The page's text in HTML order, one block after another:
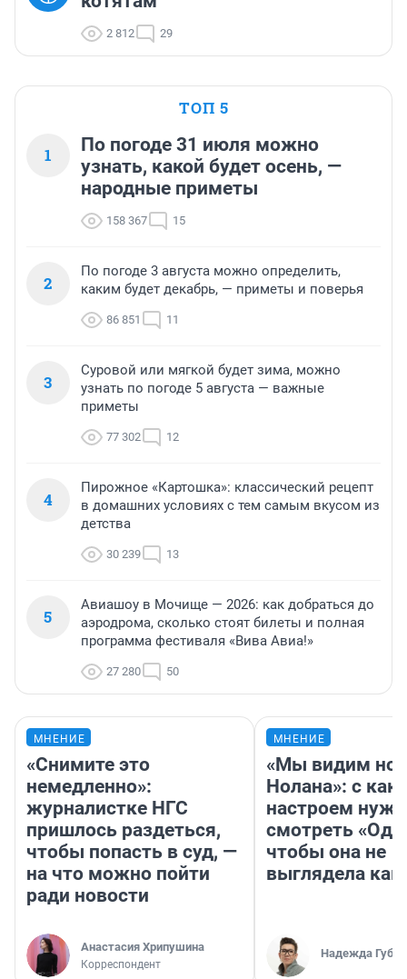
2 812 29
ТОП 5
1
По погоде 31 июля можно
узнать, какой будет осень, —
народные приметы
158 367 15
2
По погоде 3 августа можно определить,
каким будет декабрь, — приметы и поверья
86 851 11
3
Суровой или мягкой будет зима, можно
узнать по погоде 5 августа — важные
приметы
77 302 12
4
Пирожное «Картошка»: классический рецепт
в домашних условиях с тем самым вкусом из
детства
30 239 13
5
Авиашоу в Мочище — 2026: как добраться до
аэродрома, сколько стоят билеты и полная
программа фестиваля «Вива Авиа!»
27 280 50
МНЕНИЕ
«Снимите это
немедленно»:
журналистке НГС
пришлось раздеться,
чтобы попасть в суд, —
на что можно пойти
ради новости
Анастасия Хрипушина
Корреспондент
МНЕНИЕ
«Мы видим
Нолана»: с
настроем
смотреть
чтобы она не
выглядела как
Надежда